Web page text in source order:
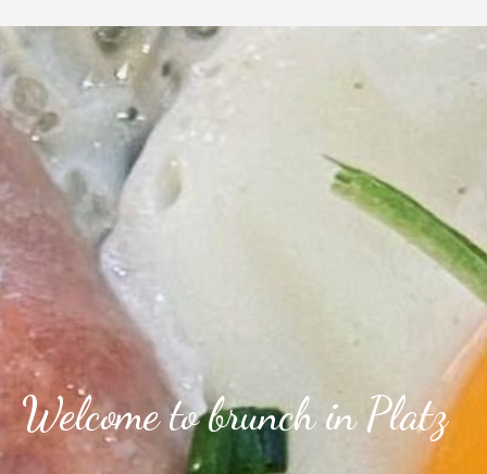
Welcome to brunch in Platz